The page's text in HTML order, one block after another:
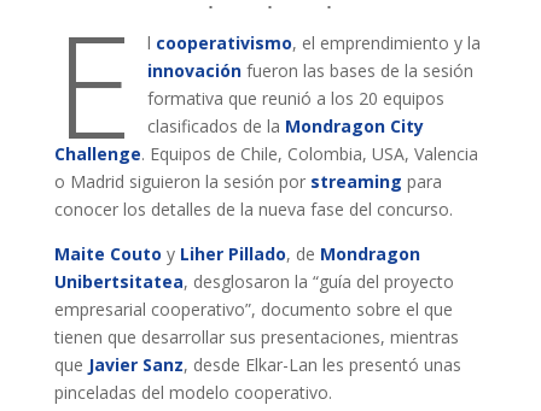
E l cooperativismo, el emprendimiento y la
innovaciónfueron las bases de la sesión
formativa que reunió a los 20 equipos
clasificados de la Mondragon City
Challenge. Equipos de Chile, Colombia, USA, Valencia
o Madrid siguieron la sesión por streaming para
conocer los detalles de la nueva fase del concurso.
Maite Couto y Liher Pillado, de Mondragon
Unibertsitatea, desglosaron la “guía del proyecto
empresarial cooperativo”, documento sobre el que
tienen que desarrollar sus presentaciones, mientras
que Javier Sanz, desde Elkar-Lan les presentó unas
pinceladas del modelo cooperativo.